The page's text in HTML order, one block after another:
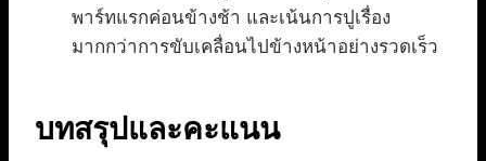
พาร์ทแรกค่อนข้างช้า และเน้นการปูเรื่อง
มากกว่าการขับเคลื่อนไปข้างหน้าอย่างรวดเร็ว
บทสรุปและคะแนน